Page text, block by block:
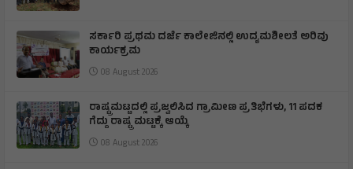
ಸರ್ಕಾರಿ ಪ್ರಥಮ ದರ್ಜೆ ಕಾಲೇಜಿನಲ್ಲಿ ಉದ್ಯಮಶೀಲತೆ ಅರಿವು
ಕಾರ್ಯಕ್ರಮ
08 August 2026
ರಾಷ್ಟ್ರಮಟ್ಟದಲ್ಲಿ ಪ್ರಜ್ವಲಿಸಿದ ಗ್ರಾಮೀಣ ಪ್ರತಿಭೆಗಳು, 11 ಪದಕ
ಗೆದ್ದು ರಾಷ್ಟ್ರ ಮಟ್ಟಕ್ಕೆ ಆಯ್ಕೆ
08 August 2026